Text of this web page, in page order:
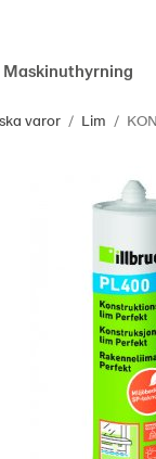
Maskinuthyrning
varor / Lim /